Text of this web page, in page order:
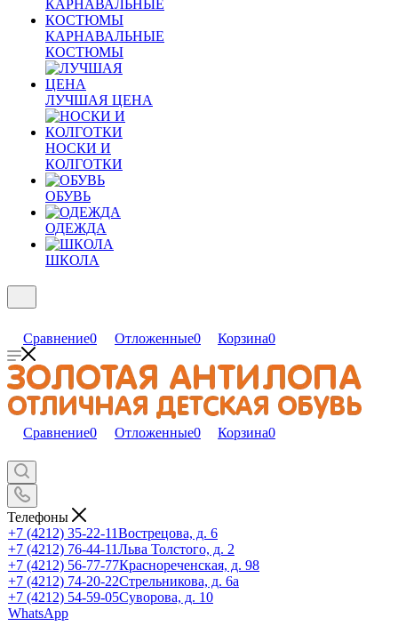
КАРНАВАЛЬНЫЕ
КОСТЮМЫ
ЛУЧШАЯ ЦЕНА
НОСКИ И
КОЛГОТКИ
ОБУВЬ
ОДЕЖДА
ШКОЛА
Сравнение0 Отложенные0 Корзина0
Сравнение0 Отложенные0 Корзина0
Телефоны
+7 (4212) 35-22-11Вострецова, д. 6
+7 (4212) 76-44-11Льва Толстого, д. 2
+7 (4212) 56-77-77Краснореченская, д. 98
+7 (4212) 74-20-22Стрельникова, д. 6а
+7 (4212) 54-59-05Суворова, д. 10
WhatsApp